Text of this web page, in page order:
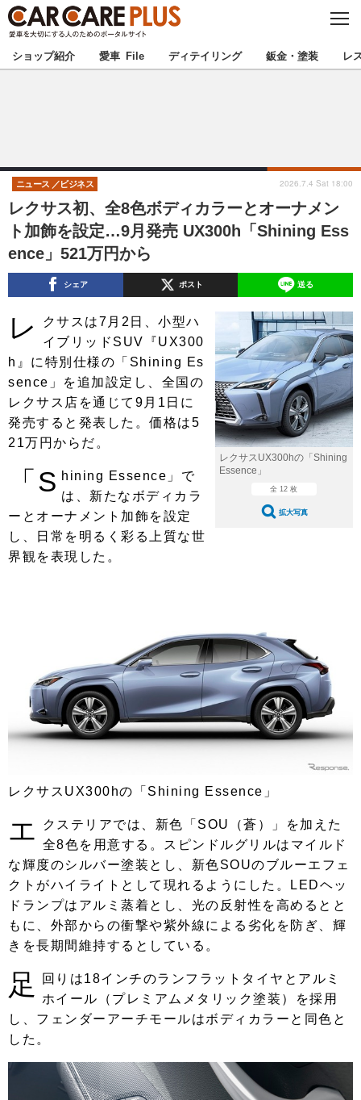
C
S
E
★カーケアプラス認定★ 厳選プロショップを地域から探す
甲信越 北陸
東海 関西
中国
九州 沖縄
注目の記事
ショップレポート 愛車 File
自動車豆知識 ストップ！不具合修理＆粗悪修理
鈑金・塗装
ディテイリング
ディテイリング 洗車
ヘッドライト磨き コーティング
鈑金・塗装
防錆
特集記事
ストップ 不具合修理＆粗悪修理
カーメーカー「旧車」関連プロジェ
クト
コラム
ショップ紹介
ショップレポート プロショップ検索
レストア
カーメーカー「旧車」関連プロジ
ェクト
イベント
ショップ紹介 愛車 File ディテイリング 鈑金・塗装 レ
レクサス初、全8色ボディカラーとオーナメン
ト加飾を設定…9月発売 UX300h「Shining Ess
ence」521万円から
ニュース ビジネス 2026.7.4 Sat 18:00
シェア ポスト 送る
レクサスUX300hの「Shining
Essence」
全 12 枚
拡大写真
レ
クサスは7月2日、小型ハ
イブリッドSUV『UX300
h』に特別仕様の「Shining Es
sence」を追加設定し、全国の
レクサス店を通じて9月1日に
発売すると発表した。価格は5
21万円からだ。
「S hining Essence」で
は、新たなボディカラ
ーとオーナメント加飾を設定
し、日常を明るく彩る上質な世
界観を表現した。
レクサスUX300hの「Shining Essence」
エ
クステリアでは、新色「SOU（蒼）」を加えた
全8色を用意する。スピンドルグリルはマイルド
な輝度のシルバー塗装とし、新色SOUのブルーエフェ
クトがハイライトとして現れるようにした。LEDヘッ
ドランプはアルミ蒸着とし、光の反射性を高めるとと
もに、外部からの衝撃や紫外線による劣化を防ぎ、輝
きを長期間維持するとしている。
足
回りは18インチのランフラットタイヤとアルミ
ホイール（プレミアムメタリック塗装）を採用
し、フェンダーアーチモールはボディカラーと同色と
した。